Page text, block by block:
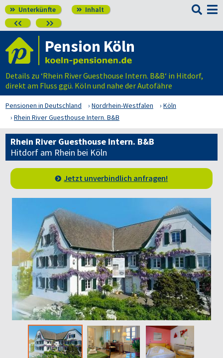
 Unterkünfte  Inhalt
 

Pension Köln
Details zu ‘Rhein River Guesthouse Intern. B&B‘ in Hitdorf,
direkt am Fluss ggü. Köln und nahe der Autofähre
Pensionen in Deutschland Nordrhein-Westfalen
Köln
Rhein River Guesthouse Intern. B&B
Rhein River Guesthouse Intern. B&B
Hitdorf am Rhein bei Köln
Jetzt unverbindlich anfragen!